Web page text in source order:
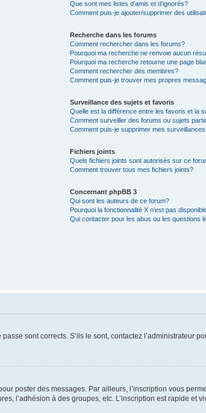
Que sont mes listes d’amis et d’ignorés?
Comment puis-je ajouter/supprimer des
Recherche dans les forums
Comment rechercher dans les forums?
Pourquoi ma recherche ne renvoie aucun
Pourquoi ma recherche retourne une page
Comment rechercher des membres?
Comment puis-je trouver mes propres
Surveillance des sujets et favoris
Quelle est la différence entre les favoris et la
Comment surveiller des forums ou sujets
Comment puis-je supprimer mes
Fichiers joints
Quels fichiers joints sont autorisés sur ce
Comment trouver tous mes fichiers joints?
Concernant phpBB 3
Qui sont les auteurs de ce forum?
Pourquoi la fonctionnalité X n’est pas
Qui contacter pour les abus ou les questions
sont corrects. S’ils le sont, contactez l’administrateur
poster des messages. Par ailleurs, l’inscription vous
l’adhésion à des groupes, etc. L’inscription est rapide et